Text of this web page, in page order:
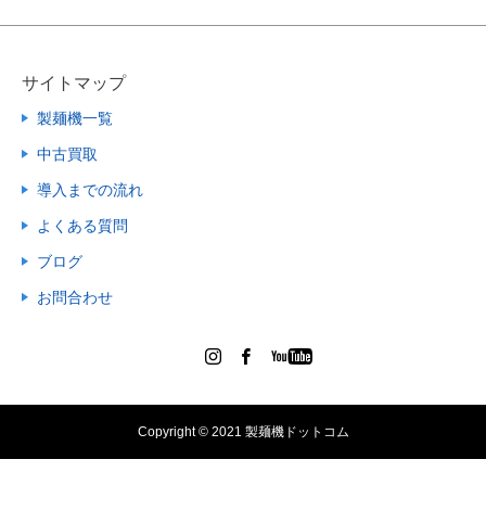
サイトマップ
製麺機一覧
中古買取
導入までの流れ
よくある質問
ブログ
お問合わせ
Copyright © 2021 製麺機ドットコム